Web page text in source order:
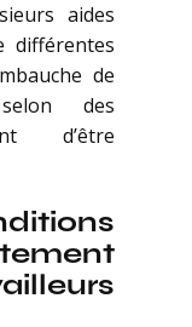
aides
différentes
de
des
d’être